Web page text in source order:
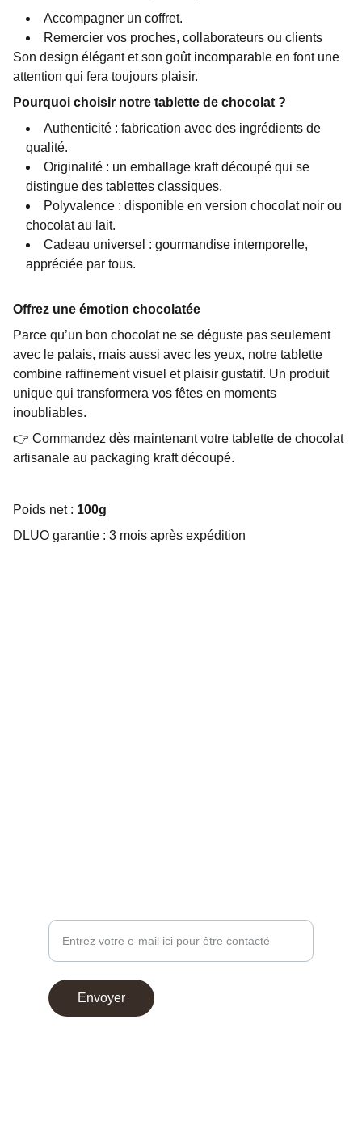
Accompagner un coffret.
Remercier vos proches, collaborateurs ou clients
Son design élégant et son goût incomparable en font une
attention qui fera toujours plaisir.
Pourquoi choisir notre tablette de chocolat ?
Authenticité : fabrication avec des ingrédients de
qualité.
Originalité : un emballage kraft découpé qui se
distingue des tablettes classiques.
Polyvalence : disponible en version chocolat noir ou
chocolat au lait.
Cadeau universel : gourmandise intemporelle,
appréciée par tous.
Offrez une émotion chocolatée
Parce qu’un bon chocolat ne se déguste pas seulement
avec le palais, mais aussi avec les yeux, notre tablette
combine raffinement visuel et plaisir gustatif. Un produit
unique qui transformera vos fêtes en moments
inoubliables.
👉 Commandez dès maintenant votre tablette de chocolat
artisanale au packaging kraft découpé.
Poids net : 100g
DLUO garantie : 3 mois après expédition
Envoyer